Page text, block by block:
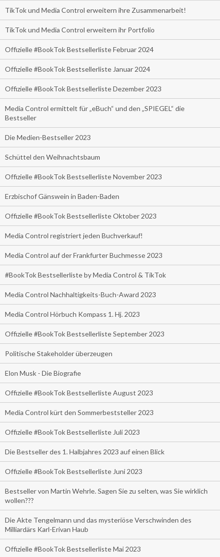
TikTok und Media Control erweitern ihre Zusammenarbeit!
TikTok und Media Control erweitern ihr Portfolio
Offizielle #BookTok Bestsellerliste Februar 2024
Offizielle #BookTok Bestsellerliste Januar 2024
Offizielle #BookTok Bestsellerliste Dezember 2023
Media Control ermittelt für „eBuch“ und den „SPIEGEL“ die
Bestseller
Die Medien-Bestseller 2023
Schüttel den Weihnachtsbaum
Offizielle #BookTok Bestsellerliste November 2023
Erzbischof Gänswein in Baden-Baden
Offizielle #BookTok Bestsellerliste Oktober 2023
Media Control registriert jeden Buchverkauf!
Media Control auf der Frankfurter Buchmesse 2023
#BookTok Bestsellerliste by Media Control & TikTok
Media Control Nachhaltigkeits-Buch-Award 2023
Media Control Hörbuch Kompass 1. Hj. 2023
Offizielle #BookTok Bestsellerliste September 2023
Politische Stakeholder überzeugen
Elon Musk - Die Biografie
Offizielle #BookTok Bestsellerliste August 2023
Media Control kürt den Sommerbeststeller 2023
Offizielle #BookTok Bestsellerliste Juli 2023
Die Bestseller des 1. Halbjahres 2023 auf einen Blick
Offizielle #BookTok Bestsellerliste Juni 2023
Bestseller von Martin Wehrle. Sagen Sie zu selten, was Sie wirklich
wollen???
Die Akte Tengelmann und das mysteriöse Verschwinden des
Milliardärs Karl-Erivan Haub
Offizielle #BookTok Bestsellerliste Mai 2023